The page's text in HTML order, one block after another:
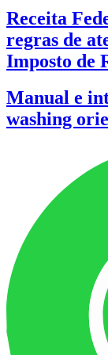
Receita
regras de
Imposto de
Manual e
washing